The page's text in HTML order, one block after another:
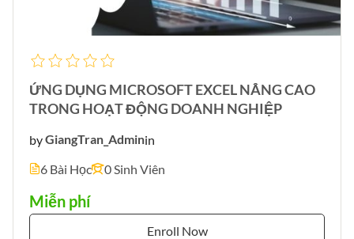
ỨNG DỤNG MICROSOFT EXCEL NÂNG CAO
TRONG HOẠT ĐỘNG DOANH NGHIỆP
byGiangTran_Adminin
6 Bài Học
0 Sinh Viên
Miễn phí
Enroll Now